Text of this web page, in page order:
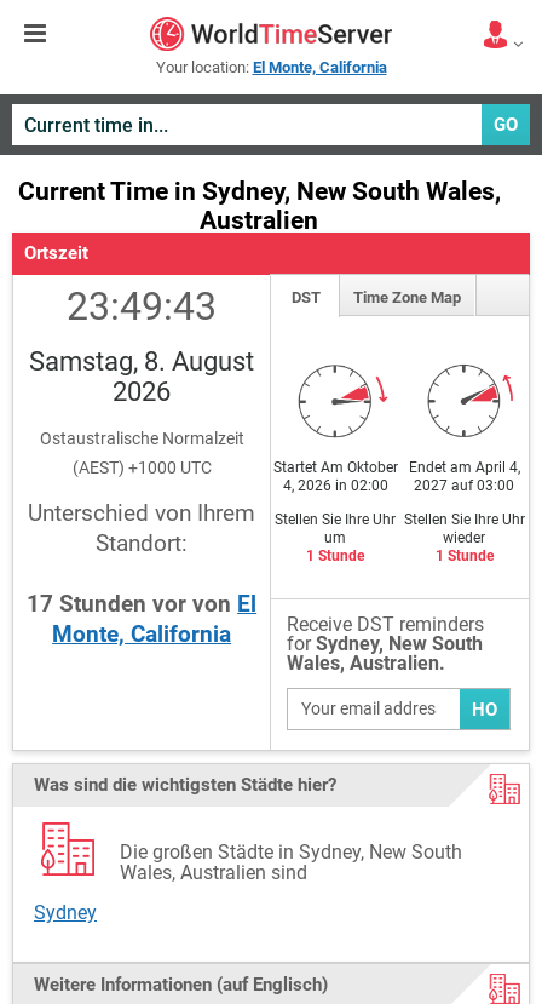
Your location: El Monte, California
GO
Current Time in Sydney, New South Wales,
Australien
Ortszeit
23:49:43
Samstag, 8. August
2026
Ostaustralische Normalzeit
(AEST) +1000 UTC
Unterschied von Ihrem
Standort:
17 Stunden vor von El
Monte, California
DST Time Zone Map
Startet Am Oktober
4, 2026 in 02:00
Stellen Sie Ihre Uhr
um
1 Stunde
Endet am April 4,
2027 auf 03:00
Stellen Sie Ihre Uhr
wieder
1 Stunde
Receive DST reminders
forSydney, New South
Wales, Australien.
HO
Was sind die wichtigsten Städte hier?
Die großen Städte in Sydney, New South
Wales, Australien sind
Sydney
Weitere Informationen (auf Englisch)